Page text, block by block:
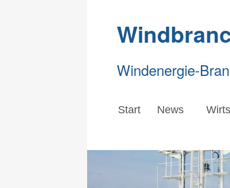
Windenergie-
Start News